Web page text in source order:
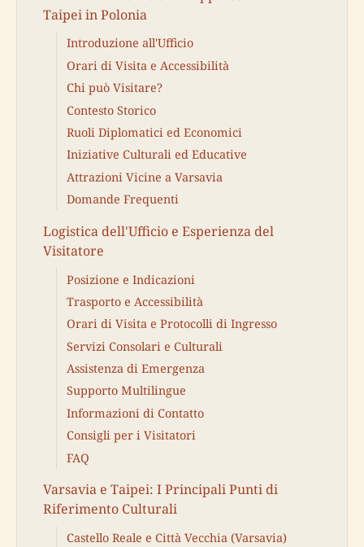
Taipei in Polonia
Introduzione all'Ufficio
Orari di Visita e Accessibilità
Chi può Visitare?
Contesto Storico
Ruoli Diplomatici ed Economici
Iniziative Culturali ed Educative
Attrazioni Vicine a Varsavia
Domande Frequenti
Logistica dell'Ufficio e Esperienza del
Visitatore
Posizione e Indicazioni
Trasporto e Accessibilità
Orari di Visita e Protocolli di Ingresso
Servizi Consolari e Culturali
Assistenza di Emergenza
Supporto Multilingue
Informazioni di Contatto
Consigli per i Visitatori
FAQ
Varsavia e Taipei: I Principali Punti di
Riferimento Culturali
Castello Reale e Città Vecchia (Varsavia)